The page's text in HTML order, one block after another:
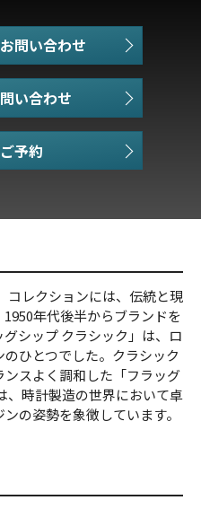
問い合わせ
い合わせ
コレクションには、伝統と現
年代後半からブランドを
シップ クラシック」は、ロ
ひとつでした。クラシック
スよく調和した「フラッグ
、時計製造の世界において卓
の姿勢を象徴しています。